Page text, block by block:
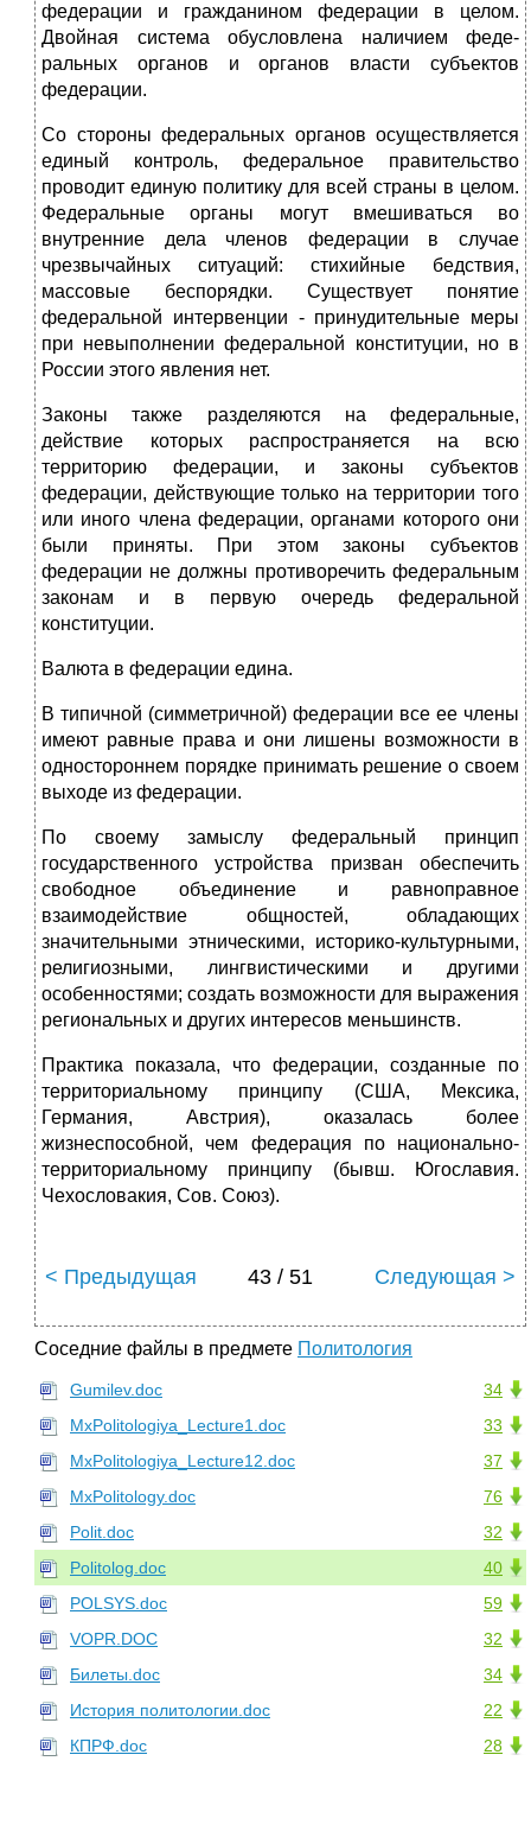
федерации и гражданином федерации в целом.
Двойная система обусловлена наличием феде­
ральных органов и органов власти субъектов
федерации.
Со стороны федеральных органов осуществляется
единый контроль, федеральное правительство
проводит единую по­литику для всей страны в целом.
Федеральные органы могут вмешиваться во
внутренние дела членов федерации в случае
чрезвычайных ситуаций: стихийные бедствия,
массовые беспорядки. Существует понятие
федеральной интервенции - при­нудительные меры
при невыполнении федеральной конституции, но в
России этого явления нет.
Законы также разделяются на федеральные,
действие которых распространяется на всю
территорию федерации, и за­коны субъектов
федерации, действующие только на территории того
или иного члена федерации, органами которого они
были приняты. При этом законы субъектов
федерации не должны противоречить федеральным
законам и в первую очередь федеральной
конституции.
Валюта в федерации едина.
В типичной (симметричной) федерации все ее члены
имеют равные права и они лишены возможности в
одностороннем порядке принимать решение о своем
выходе из федерации.
По своему замыслу федеральный принцип
государственного устройства призван обеспечить
свободное объединение и равноправное
взаимодействие общностей, обладающих
значительными этническими, историко-культурными,
религиозны­ми, лингвистическими и другими
особенностями; создать возможности для выражения
региональных и других интересов меньшинств.
Практика показала, что федерации, созданные по
территориальному принципу (США, Мексика,
Германия, Австрия), оказалась более
жизнеспособной, чем федерация по национально-
территориальному принципу (бывш. Югославия.
Чехословакия, Сов. Союз).
< Предыдущая 43 / 51 Следующая >
Соседние файлы в предмете Политология
34
Gumilev.doc
33
MxPolitologiya_Lecture1.doc
37
MxPolitologiya_Lecture12.doc
76
MxPolitology.doc
32
Polit.doc
40
Politolog.doc
59
POLSYS.doc
32
VOPR.DOC
34
Билеты.doc
22
История политологии.doc
28
КПРФ.doc